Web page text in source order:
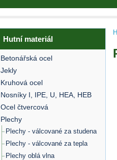
Hutní materiál
Betonářská ocel
Jekly
Kruhová ocel
Nosníky I, IPE, U, HEA, HEB
Ocel čtvercová
Plechy
Plechy - válcované za studena
Plechy - válcované za tepla
Plechy oblá vlna